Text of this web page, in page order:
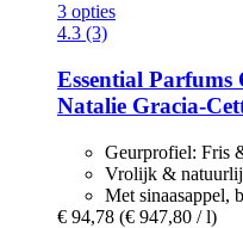
3 opties
4.3 (3)
Essential Parfums
Natalie Gracia-​
Geurprofiel: Fris
Vrolijk &
Met sinaasappel,
€ 94,78 (€ 947,80 / l)